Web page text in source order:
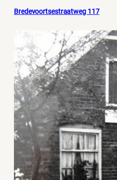
Bredevoortsestraatweg 117